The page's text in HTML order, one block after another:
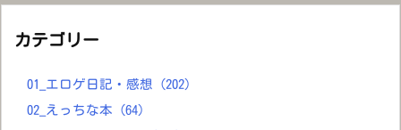
カテゴリー
01_エロゲ日記・感想
(202)
02_えっちな本
(64)